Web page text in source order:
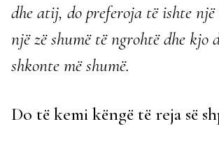
dhe atij, do preferoja të ishte
një zë shumë të ngrohtë dhe kjo
shkonte më shumë.
Do të kemi këngë të reja së